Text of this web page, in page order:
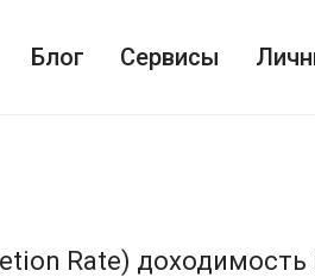
Блог Сервисы
Rate)